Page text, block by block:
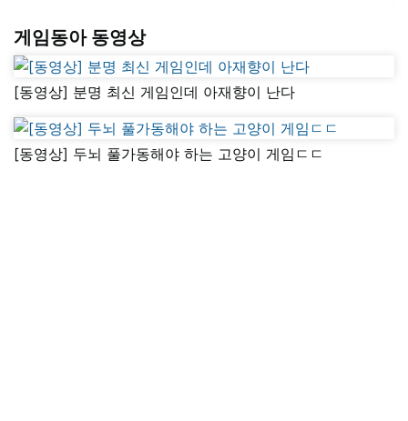
게임동아 동영상
[동영상] 분명 최신 게임인데 아재향이 난다
[동영상] 두뇌 풀가동해야 하는 고양이 게임ㄷㄷ